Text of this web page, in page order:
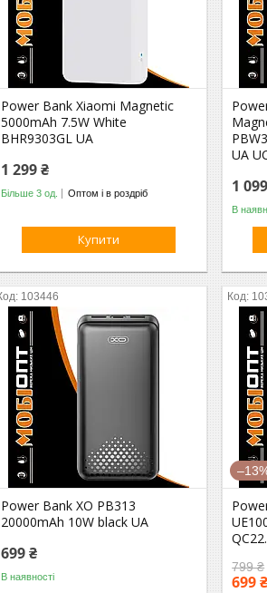
Power Bank Xiaomi Magnetic
5000mAh 7.5W White
BHR9303GL UA
1 299 ₴
Більше 3 од. Оптом і в роздріб
Купити
UA
1
В
103446
Power Bank XO PB313
20000mAh 10W black UA
699 ₴
В наявності
799 ₴
699 ₴